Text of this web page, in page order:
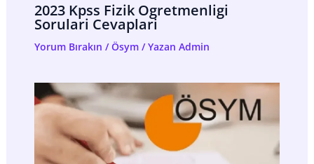
2023 Kpss Fizik Ogretmenligi
Sorulari Cevaplari
Yorum Bırakın /Ösym/ Yazan Admin